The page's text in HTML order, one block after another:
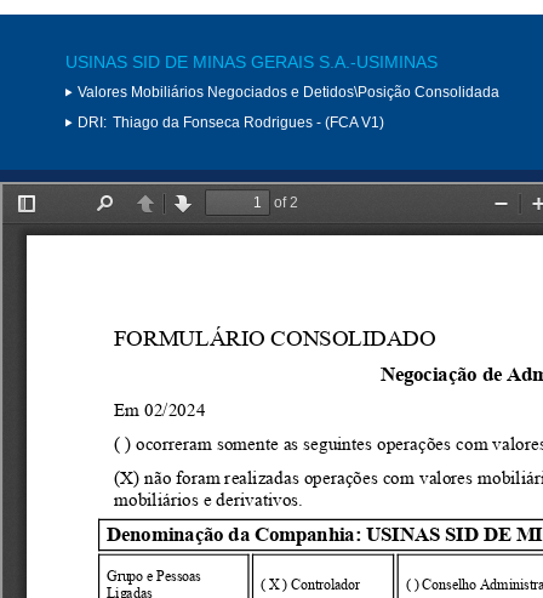
USINAS SID DE MINAS GERAIS S.A.-USIMINAS
Valores Mobiliários Negociados e Detidos\Posição Consolidada
DRI: Thiago da Fonseca Rodrigues - (FCA V1)